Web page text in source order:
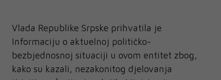
Vlada Republike Srpske prihvatila je
Informaciju o aktuelnoj političko-
bezbjednosnoj situaciji u ovom entitet zbog,
kako su kazali, nezakonitog djelovanja